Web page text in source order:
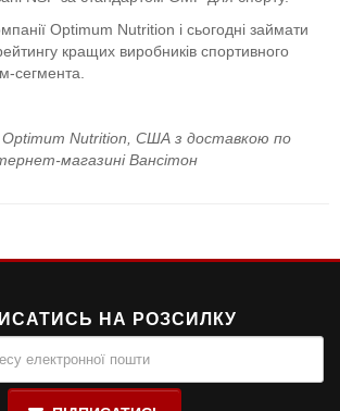
Optimum Nutrition і сьогодні займати
кращих виробників спортивного
сегмента.
Optimum Nutrition, США з доставкою по
магазині Вансітон
НА РОЗСИЛКУ